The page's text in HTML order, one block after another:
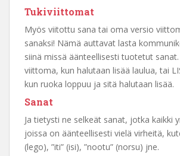
Tukiviittomat
Myös viitottu sana tai oma versio
sanaksi! Nämä auttavat lasta
siinä missä äänteellisesti tuotetut sanat.
viittoma, kun halutaan lisää laulua, tai
kun ruoka loppuu ja sitä halutaan lisää.
Sanat
Ja tietysti ne selkeät sanat, jotka kaikki
joissa on äänteellisesti vielä virheitä,
(lego), ”iti” (isi), ”nootu” (norsu) jne.